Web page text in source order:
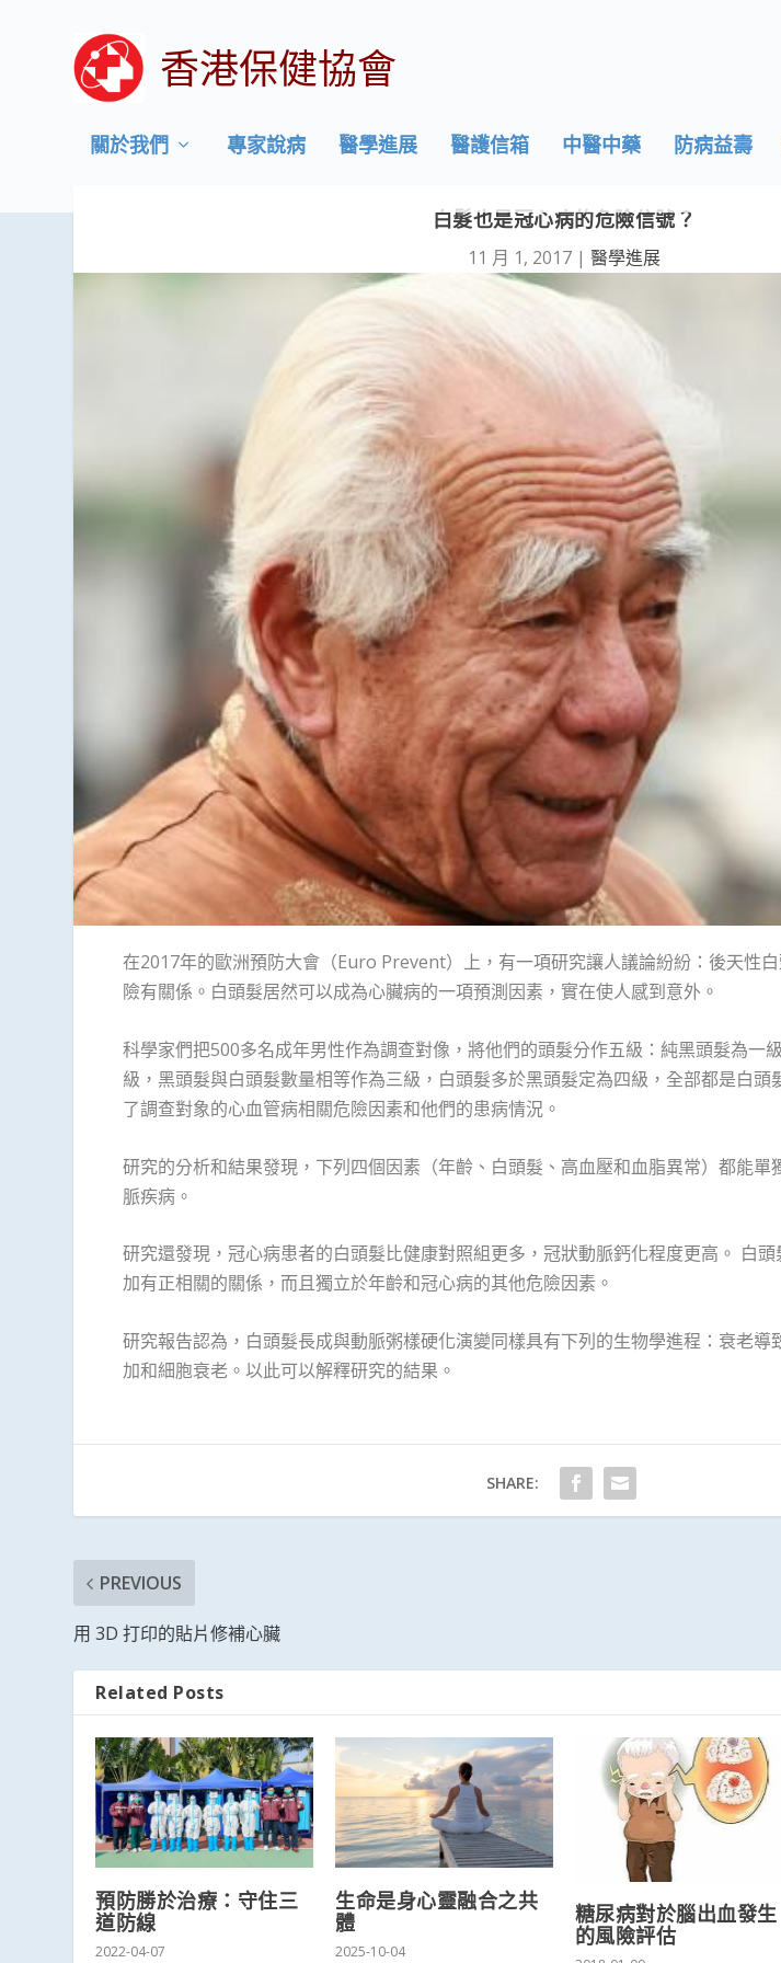
香港保健協會
關於我們 專家說病 醫學進展 醫護信箱 中醫中藥 防病益壽
白髮也是冠心病的危險信號？
11 月 1, 2017| 醫學進展
在2017年的歐洲預防大會（Euro Prevent）上，有一項研究讓人議論紛紛：後天性
險有關係。白頭髮居然可以成為心臟病的一項預測因素，實在使人感到意外。
科學家們把500多名成年男性作為調查對像，將他們的頭髮分作五級：純黑頭髮為一
級，黑頭髮與白頭髮數量相等作為三級，白頭髮多於黑頭髮定為四級，全部都是白頭
了調查對象的心血管病相關危險因素和他們的患病情況。
研究的分析和結果發現，下列四個因素（年齡、白頭髮、高血壓和血脂異常）都能單
脈疾病。
研究還發現，冠心病患者的白頭髮比健康對照組更多，冠狀動脈鈣化程度更高。 白
加有正相關的關係，而且獨立於年齡和冠心病的其他危險因素。
研究報告認為，白頭髮長成與動脈粥樣硬化演變同樣具有下列的生物學進程：衰老導
加和細胞衰老。以此可以解釋研究的結果。
SHARE:
PREVIOUS
用 3D 打印的貼片修補心臟
Related Posts
預防勝於治療：守住三
道防線
2022-04-07
生命是身心靈融合之共
體
2025-10-04
糖尿病對於腦出血發生
的風險評估